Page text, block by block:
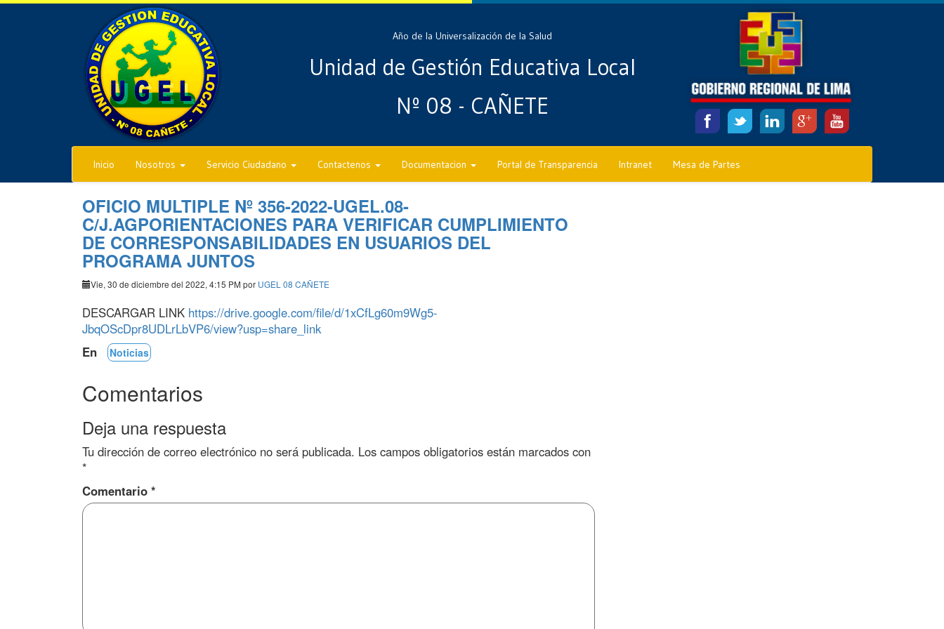
Año de la Universalización de la Salud
Unidad de Gestión Educativa Local
Nº 08 - CAÑETE
Inicio Nosotros Servicio Ciudadano Contactenos Documentacion Portal de Transparencia Intranet Mesa de Partes
OFICIO MULTIPLE Nº 356-2022-UGEL.08-
C/J.AGPORIENTACIONES PARA VERIFICAR CUMPLIMIENTO
DE CORRESPONSABILIDADES EN USUARIOS DEL
PROGRAMA JUNTOS
Vie, 30 de diciembre del 2022, 4:15 PM por UGEL 08 CAÑETE
DESCARGAR LINK https://drive.google.com/file/d/1xCfLg60m9Wg5-
JbqOScDpr8UDLrLbVP6/view?usp=share_link
En
Noticias
Comentarios
Deja una respuesta
Tu dirección de correo electrónico no será publicada. Los campos obligatorios están marcados con
*
Comentario *